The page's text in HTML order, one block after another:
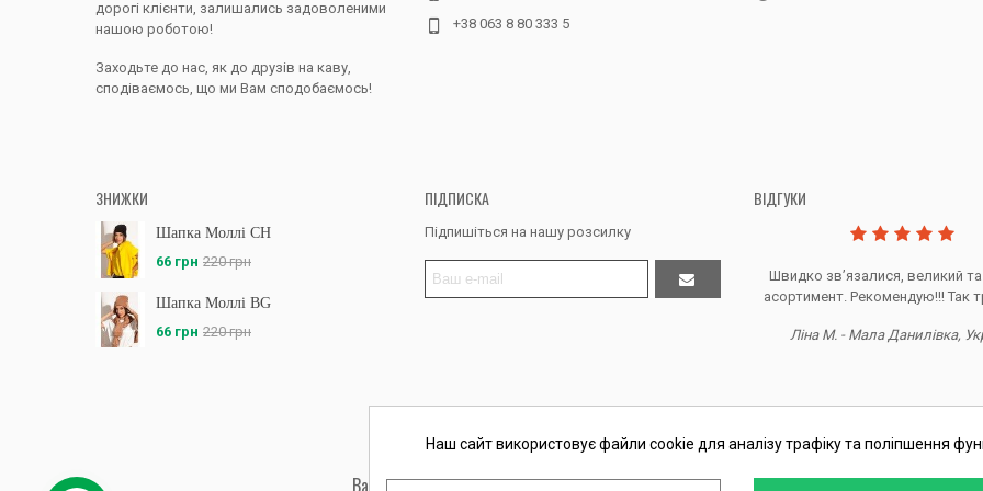
дорогі клієнти, залишались задоволеними
нашою роботою!
Заходьте до нас, як до друзів на каву,
сподіваємось, що ми Вам сподобаємось!
+38 063 8 80 333 5
ЗНИЖКИ
Шапка Моллі CH
66 грн 220 грн
Шапка Моллі BG
66 грн 220 грн
ПІДПИСКА
Підпишіться на нашу розсилку
ВІДГУКИ
Дякую за все, продавець супер.
Швидко звʼязалися, великий та
асортимент. Рекомендую!!! Так
Ліна М. - Мала Данилівка,
Вас обслуговує: ФОП Косташ С.І., номер запису в ЄДР 2 673 000 0000 057597 від
Наш сайт використовує файли cookie для аналізу трафіку та поліпшення